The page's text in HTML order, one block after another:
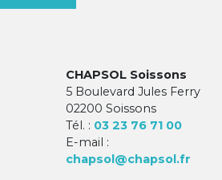
CHAPSOL Soissons
5 Boulevard Jules Ferry
02200 Soissons
Tél. : 03 23 76 71 00
E-mail :
chapsol@chapsol.fr